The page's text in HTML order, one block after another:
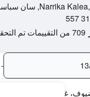
709 من التقييمات تم التحقق منها
-